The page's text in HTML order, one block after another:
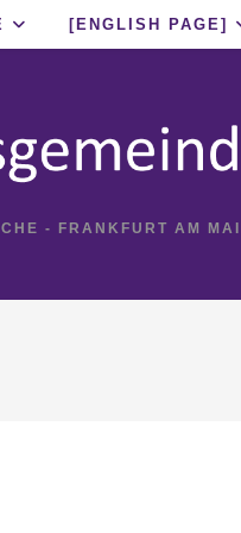
[ENGLISH PAGE]
- FRANKFURT AM